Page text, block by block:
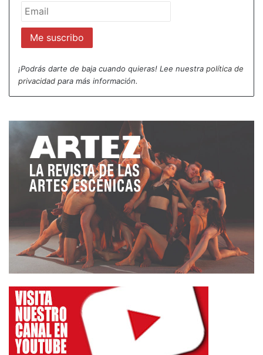
trucos y peripecias.
Two Much Circus
patio de la Residencia San Dionisio, llevando el
circo a todos los rincones y colectivos, desde los
más peques a los más mayores compartirán este
entrañable espacio. Al caer la tardeTruca Circus
espectáculo de gran formato que no dejará a nadie
indiferente.
La noche continuará con el concierto deJuicio
Final,y quien desee seguir bailando, podrá hacerlo
al ritmo que marque
Petite Mort DJ.
El domingo día 8 comenzará con entrenamiento
malabar y talleres improvisados, hasta el comienzo
de la granOlimpiada Malabarque presentará
localidad serrana.
Como todo buen Encuentro de Circo, el fin de
semana culminará con una foto de familia y con la
¡Podrás darte de baja cuando quieras! Lee nuestra política de
privacidad para más información.